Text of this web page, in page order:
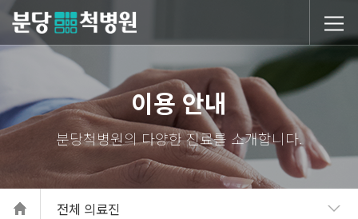
당척병원
이용 안내
전체 의료진